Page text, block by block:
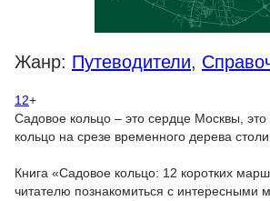
Жанр: Путеводители,
12+
Садовое кольцо – это сердце Москвы,
кольцо на срезе временного дерева
Книга «Садовое кольцо: 12 коротких
читателю познакомиться с интересными